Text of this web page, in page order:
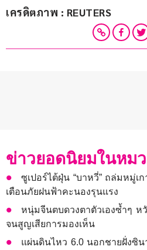
เครดิตภาพ : REUTERS
ข่าวยอดนิยมในหม
ซูเปอร์ไต้ฝุ่น “บาหวี่” ถล่มหมู่เ
เตือนภัยฝนฟ้าคะนองรุนแรง
หนุ่มจีนตบดวงตาตัวเองซ้ำๆ ห
จนสูญเสียการมองเห็น
แผ่นดินไหว 6.0 นอกชายฝั่งซิน